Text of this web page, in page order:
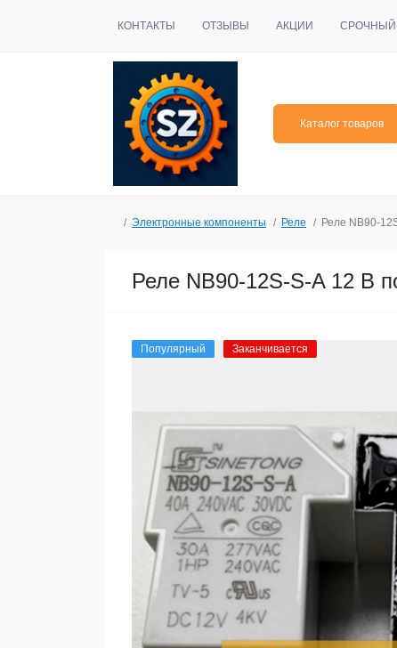
КОНТАКТЫ ОТЗЫВЫ АКЦИИ СРОЧНЫЙ
Каталог товаров
Электронные компоненты Реле Реле NB90-
Реле NB90-12S-S-A 12 В
Популярный Заканчивается